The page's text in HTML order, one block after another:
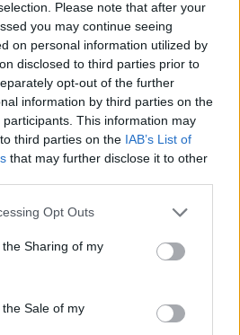
Please note that after your
you may continue seeing
on personal information utilized by
disclosed to third parties prior to
opt-out of the further
information by third parties on the
participants. This information may
third parties on the IAB’s List of
that may further disclose it to other
Opt Outs
Sharing of my
Sale of my
a Busto Arsizio in
della Deportazione dei
Comerio,quando
persone e,
l’attenzione dei
domenica alle 1730 a